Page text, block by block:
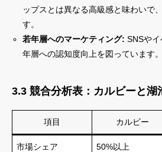
ップスとは異なる高級感と味わいで
す。
若年層へのマーケティング: SNSや
年層への認知度向上を図っています。
3.3 競合分析表：カルビーと湖
項目 カルビー
市場シェア 50%以上